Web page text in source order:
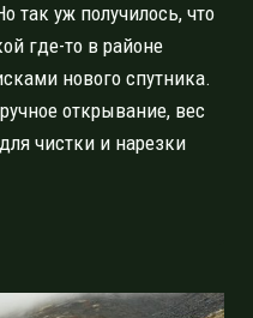
так уж получилось, что
где-то в районе
нового спутника.
открывание, вес
чистки и нарезки